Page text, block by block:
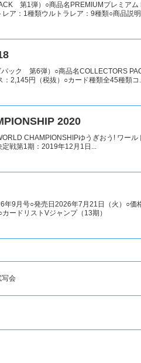
第1弾）○商品名PREMIUMプレミア
ア：1種類ウルトラレア：9種類○商品説
ック 第6弾）○商品名COLLECTORS
2,145円（税抜）○カード種類全45種類コ
2020
CHAMPIONSHIPゆうぎおう! ワー
戦第1期：2019年12月1日...
年9月号○発売日2026年7月21日（火）○
ードリストVジャンプ（13期）
写会